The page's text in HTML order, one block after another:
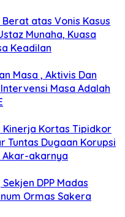
atas Vonis Kasus
Munaha, Kuasa
Keadilan
Masa , Aktivis Dan
Masa Adalah
Kinerja Kortas Tipidkor
Tuntas Dugaan Korupsi
Akar-akarnya
DPP Madas
Ormas Sakera